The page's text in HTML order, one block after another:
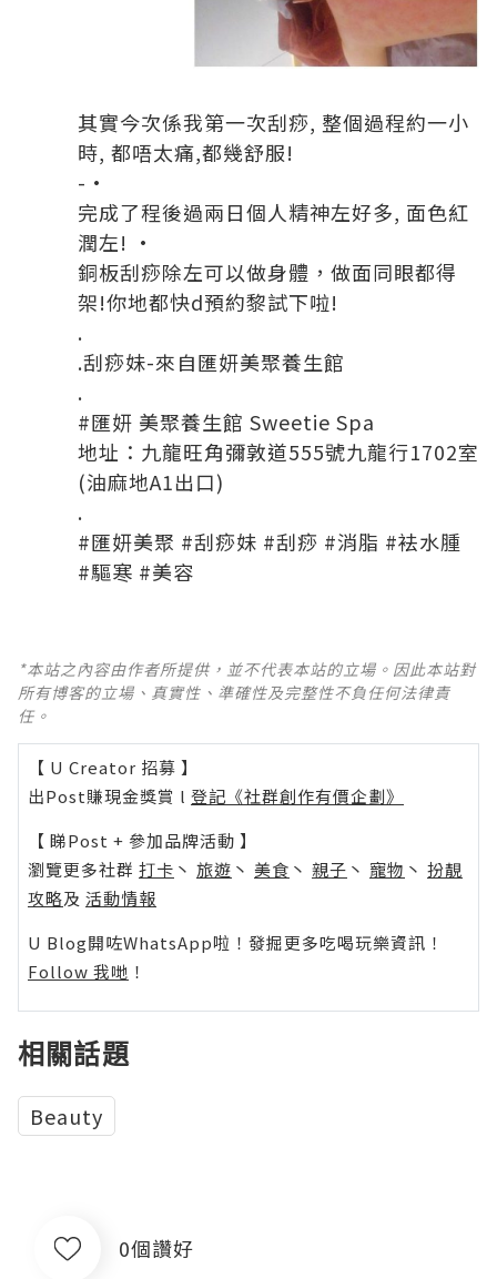
其實今次係我第一次刮痧, 整個過程約一小
時, 都唔太痛,都幾舒服!
-·
完成了程後過兩日個人精神左好多, 面色紅
潤左! ·
銅板刮痧除左可以做身體，做面同眼都得
架!你地都快d預約黎試下啦!
.
.刮痧妹-來自匯妍美聚養生館
.
#匯妍 美聚養生館 Sweetie Spa
地址：九龍旺角彌敦道555號九龍行1702室
(油麻地A1出口)
.
#匯妍美聚 #刮痧妹 #刮痧 #消脂 #袪水腫
#驅寒 #美容
*本站之內容由作者所提供，並不代表本站的立場。因此本站對
所有博客的立場、真實性、準確性及完整性不負任何法律責
任。
【 U Creator 招募 】
出Post賺現金獎賞 l 登記《社群創作有價企劃》
【 睇Post + 參加品牌活動 】
瀏覽更多社群 打卡 丶 旅遊 丶 美食 丶 親子 丶 寵物 丶 扮靚
攻略及 活動情報
U Blog開咗WhatsApp啦！發掘更多吃喝玩樂資訊！
Follow 我哋 ！
相關話題
Beauty
0個讚好